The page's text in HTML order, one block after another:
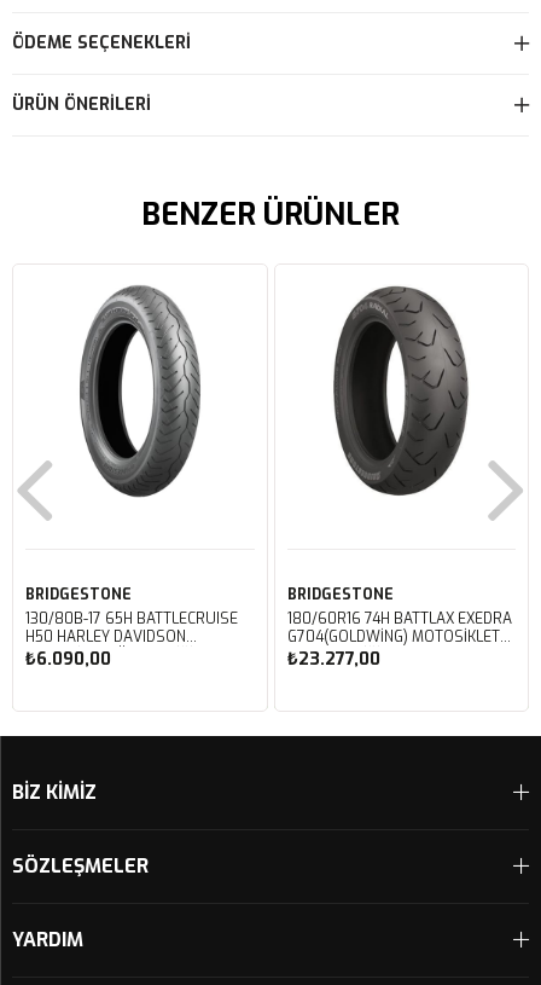
ÖDEME SEÇENEKLERI
ÜRÜN ÖNERILERI
BENZER ÜRÜNLER
BRIDGESTONE
130/80B-17 65H BATTLECRUISE
H50 HARLEY DAVIDSON
MOTOSIKLET ÖN LASTIĞI (2023)
₺6.090,00
BRIDGESTONE
180/60R16 74H BATTLAX EXEDRA
G704(GOLDWING) MOTOSIKLET
ARKA LASTIĞI (2025)
₺23.277,00
BİZ KİMİZ
SÖZLEŞMELER
YARDIM